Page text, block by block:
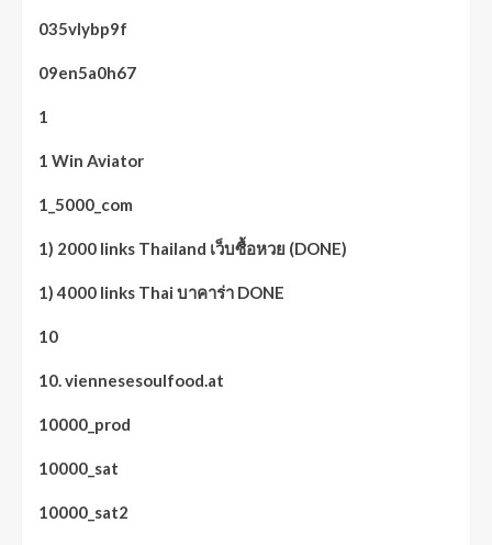
035vlybp9f
09en5a0h67
1
1 Win Aviator
1_5000_com
1) 2000 links Thailand เว็บซื้อหวย (DONE)
1) 4000 links Thai บาคาร่า DONE
10
10. viennesesoulfood.at
10000_prod
10000_sat
10000_sat2